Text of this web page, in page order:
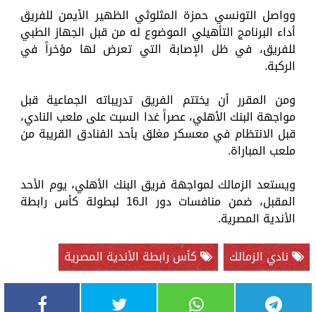
وواصل التونسي حمزة المثلوثي الظهير الأيمن للفريق
أداء البرنامج التأهيلي الموضوع له من قبل الجهاز الطبي
للفريق، في ظل الإصابة التي تعرض لها مؤخراً في
الركبة.
ومن المقرر أن يختتم الفريق تدريباته الجماعية قبل
مواجهة البنك الأهلي، عصراً غدا السبت على ملعب النادي،
قبل الانتظام في معسكر مغلق بأحد الفنادق القريبة من
ملعب المباراة.
ويستعد الزمالك لمواجهة فريق البنك الأهلي، يوم الأحد
المقبل، ضمن منافسات دور الـ16 لبطولة كأس رابطة
الأندية المصرية.
نادي الزمالك
كأس رابطة الأندية المصرية